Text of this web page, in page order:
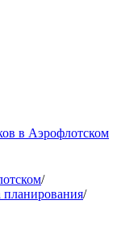
в Аэрофлотском
/
планирования/